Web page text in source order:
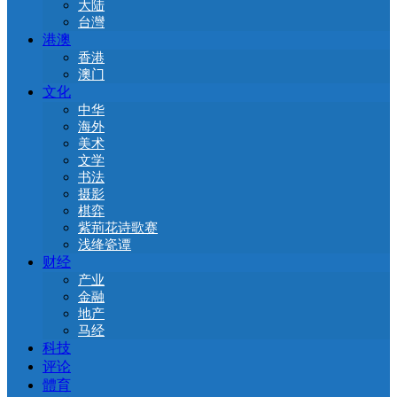
大陆
台灣
港澳
香港
澳门
文化
中华
海外
美术
文学
书法
摄影
棋弈
紫荊花诗歌赛
浅绛瓷谭
财经
产业
金融
地产
马经
科技
评论
體育